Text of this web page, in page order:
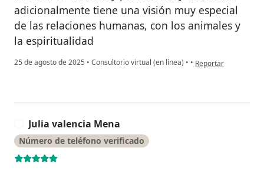
adicionalmente tiene una visión muy especial
de las relaciones humanas, con los animales y
la espiritualidad
25 de agosto de 2025 • Consultorio virtual (en línea) • • en opinión del
Reportar
Julia valencia Mena
Número de teléfono verificado